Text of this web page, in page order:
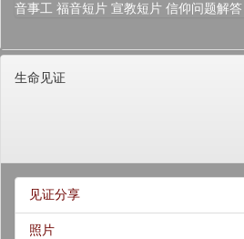
音事工 福音短片 宣教短片 信仰问题解答
生命见证
见证分享
照片